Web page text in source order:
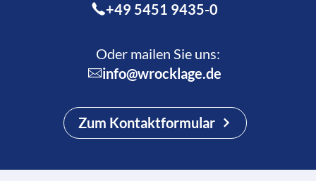
+49 5451 9435-0
Oder mailen Sie uns:
info@wrocklage.de
Zum Kontaktformular